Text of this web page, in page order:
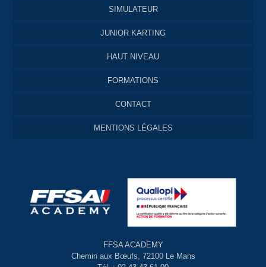
SIMULATEUR
JUNIOR KARTING
HAUT NIVEAU
FORMATIONS
CONTACT
MENTIONS LÉGALES
FFSA ACADEMY
Chemin aux Bœufs, 72100 Le Mans